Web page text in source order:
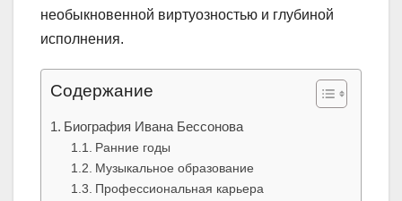
необыкновенной виртуозностью и глубиной
исполнения.
Содержание
Биография Ивана Бессонова
Ранние годы
Музыкальное образование
Профессиональная карьера